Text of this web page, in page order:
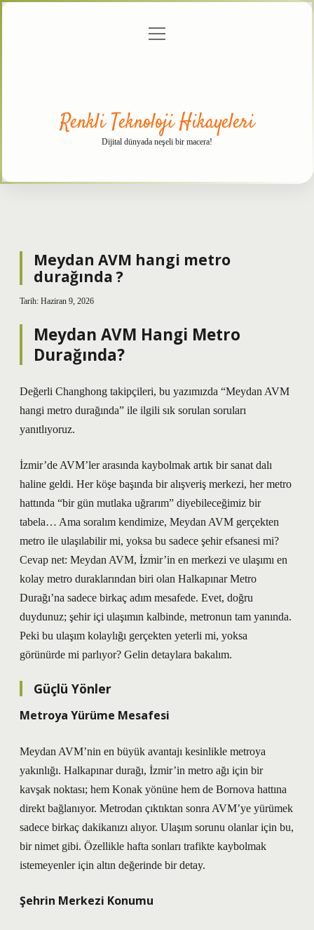
menüyü
Renkli Teknoloji Hikayeleri
Dijital dünyada neşeli bir macera!
Meydan AVM hangi metro
durağında ?
Tarih: Haziran 9, 2026
Meydan AVM Hangi Metro
Durağında?
Değerli Changhong takipçileri, bu yazımızda “Meydan AVM
hangi metro durağında” ile ilgili sık sorulan soruları
yanıtlıyoruz.
İzmir’de AVM’ler arasında kaybolmak artık bir sanat dalı
haline geldi. Her köşe başında bir alışveriş merkezi, her metro
hattında “bir gün mutlaka uğrarım” diyebileceğimiz bir
tabela… Ama soralım kendimize, Meydan AVM gerçekten
metro ile ulaşılabilir mi, yoksa bu sadece şehir efsanesi mi?
Cevap net: Meydan AVM, İzmir’in en merkezi ve ulaşımı en
kolay metro duraklarından biri olan Halkapınar Metro
Durağı’na sadece birkaç adım mesafede. Evet, doğru
duydunuz; şehir içi ulaşımın kalbinde, metronun tam yanında.
Peki bu ulaşım kolaylığı gerçekten yeterli mi, yoksa
görünürde mi parlıyor? Gelin detaylara bakalım.
Güçlü Yönler
Metroya Yürüme Mesafesi
Meydan AVM’nin en büyük avantajı kesinlikle metroya
yakınlığı. Halkapınar durağı, İzmir’in metro ağı için bir
kavşak noktası; hem Konak yönüne hem de Bornova hattına
direkt bağlanıyor. Metrodan çıktıktan sonra AVM’ye yürümek
sadece birkaç dakikanızı alıyor. Ulaşım sorunu olanlar için bu,
bir nimet gibi. Özellikle hafta sonları trafikte kaybolmak
istemeyenler için altın değerinde bir detay.
Şehrin Merkezi Konumu